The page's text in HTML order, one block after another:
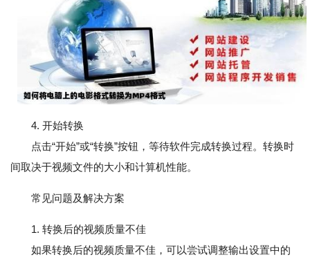
4. 开始转换
点击“开始”或“转换”按钮，等待软件完成转换过程。转换时
间取决于视频文件的大小和计算机性能。
常见问题及解决方案
1. 转换后的视频质量不佳
如果转换后的视频质量不佳，可以尝试调整输出设置中的